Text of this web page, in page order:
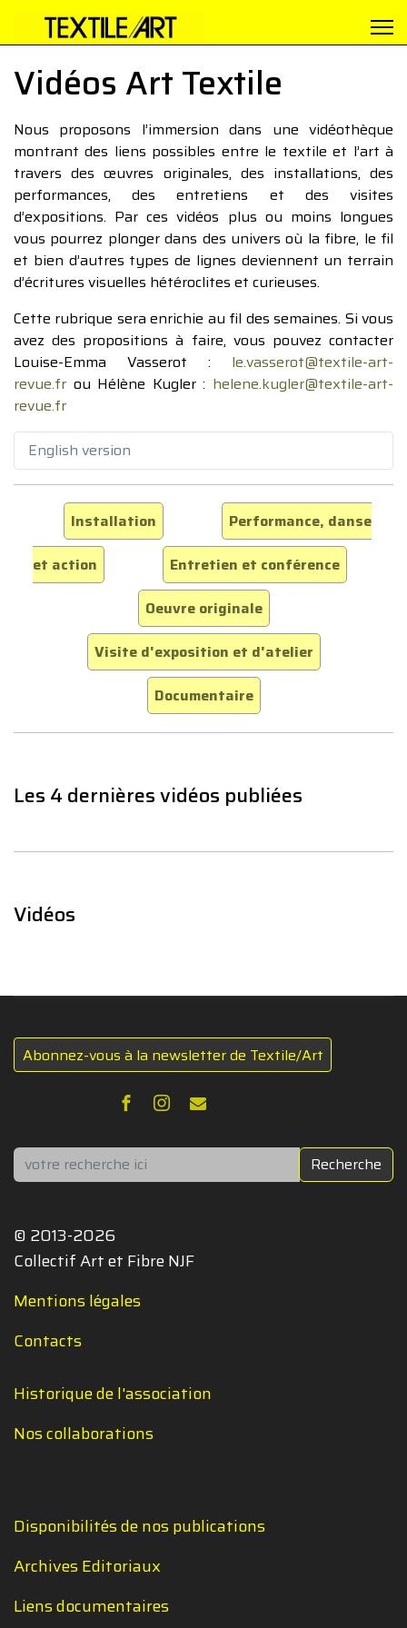
Vidéos Art Textile
Nous proposons l’immersion dans une vidéothèque
montrant des liens possibles entre le textile et l’art à
travers des œuvres originales, des installations, des
performances, des entretiens et des visites
d’expositions. Par ces vidéos plus ou moins longues
vous pourrez plonger dans des univers où la fibre, le fil
et bien d’autres types de lignes deviennent un terrain
d’écritures visuelles hétéroclites et curieuses.
Cette rubrique sera enrichie au fil des semaines. Si vous
avez des propositions à faire, vous pouvez contacter
Louise-Emma Vasserot : le.vasserot@textile-art-
revue.fr ou Hélène Kugler : helene.kugler@textile-art-
revue.fr
English version
Installation
Performance, danse
et action
Entretien et conférence
Oeuvre originale
Visite d'exposition et d'atelier
Documentaire
Les 4 dernières vidéos publiées
Vidéos
Abonnez-vous à la newsletter de Textile/Art
Rechercher Recherche
© 2013-2026
Collectif Art et Fibre NJF
Mentions légales
Contacts
Historique de l'association
Nos collaborations
Disponibilités de nos publications
Archives Editoriaux
Liens documentaires